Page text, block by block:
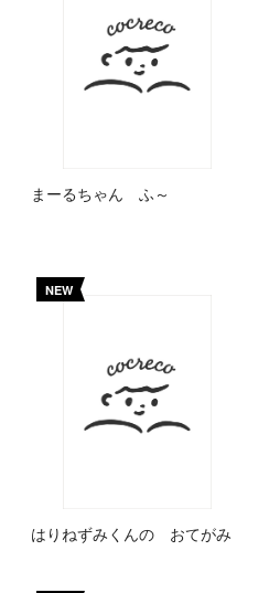
まーるちゃん ふ～
NEW
はりねずみくんの おてがみ